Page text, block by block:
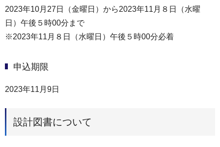
2023年10月27日（金曜日）から2023年11月８日（水曜
日）午後５時00分まで
※2023年11月８日（水曜日）午後５時00分必着
申込期限
2023年11月9日
設計図書について